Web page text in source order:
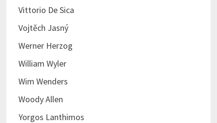
Vittorio De Sica
Vojtěch Jasný
Werner Herzog
William Wyler
Wim Wenders
Woody Allen
Yorgos Lanthimos